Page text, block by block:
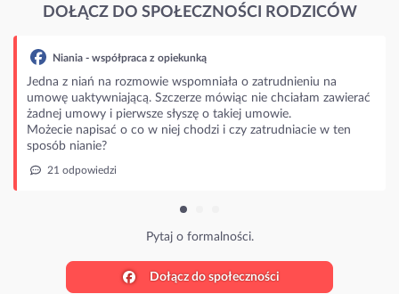
DOŁĄCZ DO SPOŁECZNOŚCI RODZICÓW
Niania - współpraca z opiekunką
Jedna z niań na rozmowie wspomniała o zatrudnieniu na
umowę uaktywniającą. Szczerze mówiąc nie chciałam zawierać
żadnej umowy i pierwsze słyszę o takiej umowie.
Możecie napisać o co w niej chodzi i czy zatrudniacie w ten
sposób nianie?
21 odpowiedzi
Pytaj o formalności.
Dołącz do społeczności